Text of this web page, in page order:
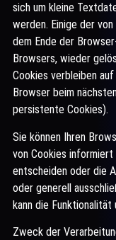
sich um kleine
werden. Einige der
dem Ende der
Browsers, wieder
Cookies verbleiben
Browser beim
persistente Cookies).
Sie können Ihren
von Cookies informiert
entscheiden oder die
oder generell
kann die
Zweck der